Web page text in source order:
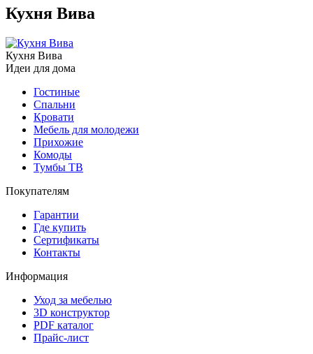
Кухня Вива
Кухня Вива
Идеи для дома
Гостиные
Спальни
Кровати
Мебель для молодежи
Прихожие
Комоды
Тумбы ТВ
Покупателям
Гарантии
Где купить
Сертификаты
Контакты
Информация
Уход за мебелью
3D конструктор
PDF каталог
Прайс-лист